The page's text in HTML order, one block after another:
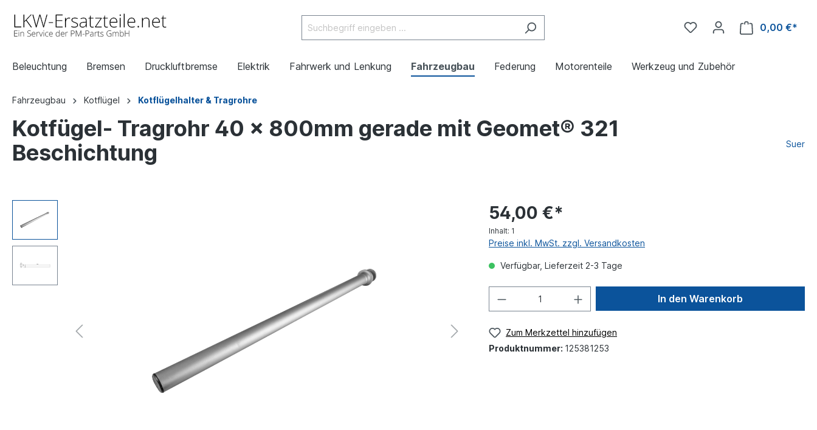
0,00 €*
Beleuchtung Bremsen Druckluftbremse Elektrik Fahrwerk und Lenkung Fahrzeugbau Federung Motorenteile Werkzeug und Zubehör
Fahrzeugbau Kotflügel Kotflügelhalter & Tragrohre
Kotfügel- Tragrohr 40 x 800mm gerade mit Geomet® 321
Beschichtung
Suer
54,00 €*
Inhalt: 1
Preise inkl. MwSt. zzgl. Versandkosten
Verfügbar, Lieferzeit 2-3 Tage
In den Warenkorb
Zum Merkzettel hinzufügen
Produktnummer: 125381253